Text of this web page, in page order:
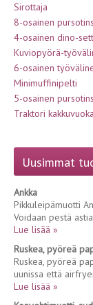
Sirottaja
8-osainen
4-osainen dino-
Kuviopyörä-
6-osainen
Minimuffinipelti
5-osainen
Traktori kakkuvuoka
Uusimmat
Ankka
Pikkuleipämuotti
Voidaan pestä
Lue lisää »
Ruskea, pyöreä
Ruskea, pyöreä
uunissa että
Lue lisää »